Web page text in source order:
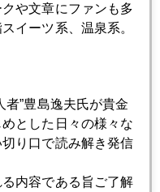
射程圏に
や文章にファンも多
イーツ系、温泉系。
者”豊島逸夫氏が貴金
とした日々の様々な
り口で読み解き発信
内容である旨ご了解